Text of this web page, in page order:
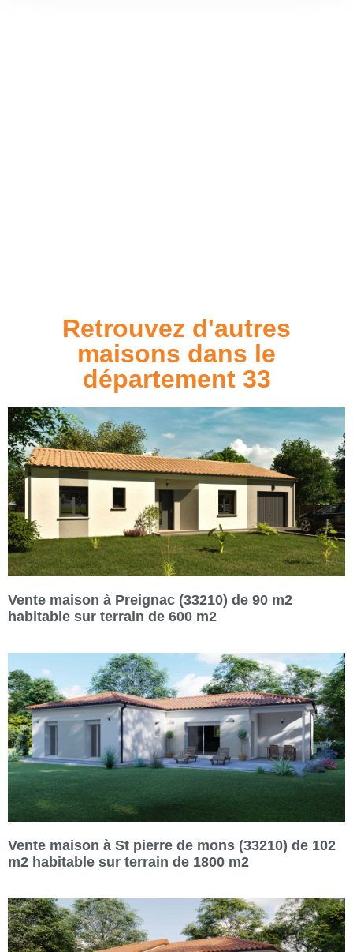
Retrouvez d'autres
maisons dans le
département 33
Vente maison à Preignac (33210) de 90 m2
habitable sur terrain de 600 m2
Vente maison à St pierre de mons (33210) de 102
m2 habitable sur terrain de 1800 m2